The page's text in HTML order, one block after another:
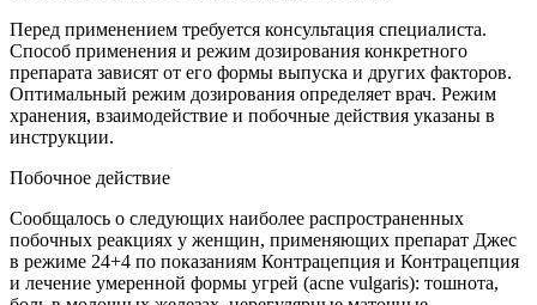
Перед применением требуется консультация специалиста.
Способ применения и режим дозирования конкретного
препарата зависят от его формы выпуска и других факторов.
Оптимальный режим дозирования определяет врач. Режим
хранения, взаимодействие и побочные действия указаны в
инструкции.
Побочное действие
Сообщалось о следующих наиболее распространенных
побочных реакциях у женщин, применяющих препарат Джес
в режиме 24+4 по показаниям Контрацепция и Контрацепция
и лечение умеренной формы угрей (acne vulgaris): тошнота,